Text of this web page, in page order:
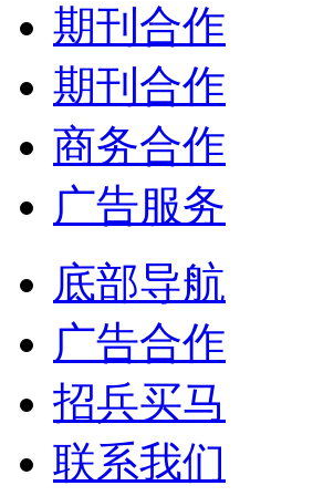
期刊合作
期刊合作
商务合作
广告服务
底部导航
广告合作
招兵买马
联系我们